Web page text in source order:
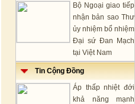
Bộ Ngoại giao tiếp
nhận bản sao Thư
ủy nhiệm bổ nhiệm
Đại sứ Đan Mạch
tại Việt Nam
Tin Cộng Đồng
Áp thấp nhiệt đới
khả năng mạnh